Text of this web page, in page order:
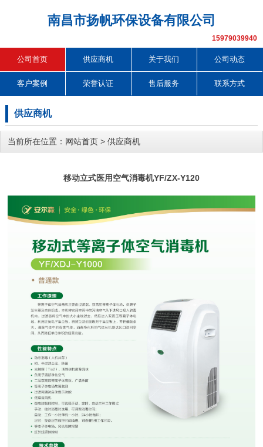
南昌市扬帆环保设备有限公司
15979039940
公司首页 供应商机 关于我们 公司动态
客户案例 荣誉认证 售后服务 联系方式
供应商机
当前所在位置： 网站首页 > 供应商机
移动立式医用空气消毒机YF/ZX-Y120